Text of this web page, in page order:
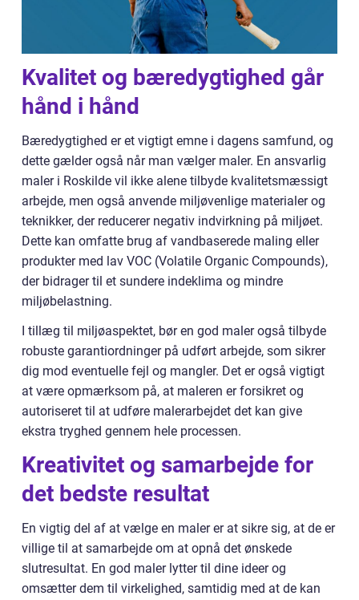
Kvalitet og bæredygtighed går
hånd i hånd
Bæredygtighed er et vigtigt emne i dagens samfund, og
dette gælder også når man vælger maler. En ansvarlig
maler i Roskilde vil ikke alene tilbyde kvalitetsmæssigt
arbejde, men også anvende miljøvenlige materialer og
teknikker, der reducerer negativ indvirkning på miljøet.
Dette kan omfatte brug af vandbaserede maling eller
produkter med lav VOC (Volatile Organic Compounds),
der bidrager til et sundere indeklima og mindre
miljøbelastning.
I tillæg til miljøaspektet, bør en god maler også tilbyde
robuste garantiordninger på udført arbejde, som sikrer
dig mod eventuelle fejl og mangler. Det er også vigtigt
at være opmærksom på, at maleren er forsikret og
autoriseret til at udføre malerarbejdet det kan give
ekstra tryghed gennem hele processen.
Kreativitet og samarbejde for
det bedste resultat
En vigtig del af at vælge en maler er at sikre sig, at de er
villige til at samarbejde om at opnå det ønskede
slutresultat. En god maler lytter til dine ideer og
omsætter dem til virkelighed, samtidig med at de kan